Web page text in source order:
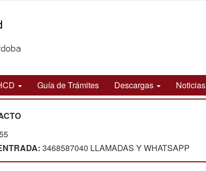
Guía de Trámites Descargas Noticias
3468587040 LLAMADAS Y WHATSAPP